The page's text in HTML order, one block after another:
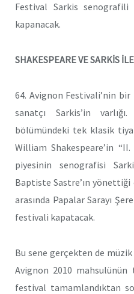
Festival Sarkis senografili
kapanacak.
SHAKESPEARE VE SARKİS
64. Avignon Festivali’nin
sanatçı Sarkis’in
bölümündeki tek klasik
William Shakespeare’in “II.
piyesinin senografisi
Baptiste Sastre’ın
arasında Papalar Sarayı
festivali kapatacak.
Bu sene gerçekten de müzik
Avignon 2010
festival tamamlandıktan